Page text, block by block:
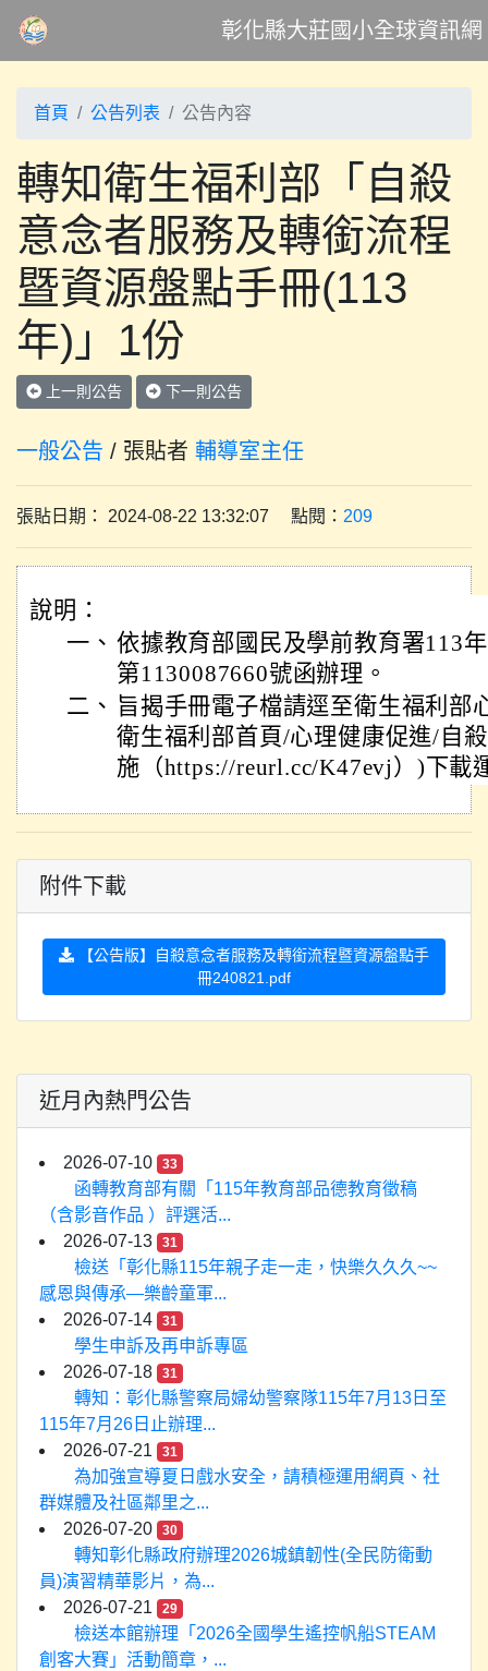
彰化縣大莊國小全球資訊網
首頁 公告列表 公告內容
轉知衛生福利部「自殺
意念者服務及轉銜流程
暨資源盤點手冊(113
年)」1份
上一則公告 下一則公告
一般公告 / 張貼者 輔導室主任
張貼日期： 2024-08-22 13:32:07 點閱： 209
說明：
一、 依據教育部國民及學前教育署113
第1130087660號函辦理。
二、 旨揭手冊電子檔請逕至衛生福利部
衛生福利部首頁/心理健康促進/自
施（https://reurl.cc/K47evj）)下載
附件下載
【公告版】自殺意念者服務及轉銜流程暨資源盤點手
冊240821.pdf
近月內熱門公告
2026-07-10 33
函轉教育部有關「115年教育部品德教育徵稿
（含影音作品 ）評選活...
2026-07-13
31
檢送「彰化縣115年親子走一走，快樂久久久~~
感恩與傳承—樂齡童軍...
2026-07-14
31
學生申訴及再申訴專區
2026-07-18
31
轉知：彰化縣警察局婦幼警察隊115年7月13日至
115年7月26日止辦理...
2026-07-21
31
為加強宣導夏日戲水安全，請積極運用網頁、社
群媒體及社區鄰里之...
2026-07-20
30
轉知彰化縣政府辦理2026城鎮韌性(全民防衛動
員)演習精華影片，為...
2026-07-21
29
檢送本館辦理「2026全國學生遙控帆船STEAM
創客大賽」活動簡章，...